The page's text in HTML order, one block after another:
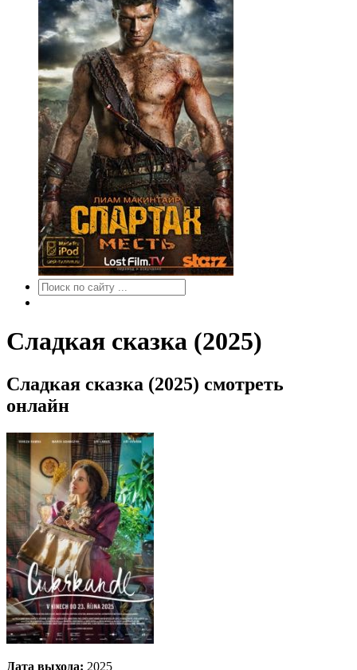
Сладкая сказка (2025)
Сладкая сказка (2025) смотреть
онлайн
Дата выхода: 2025